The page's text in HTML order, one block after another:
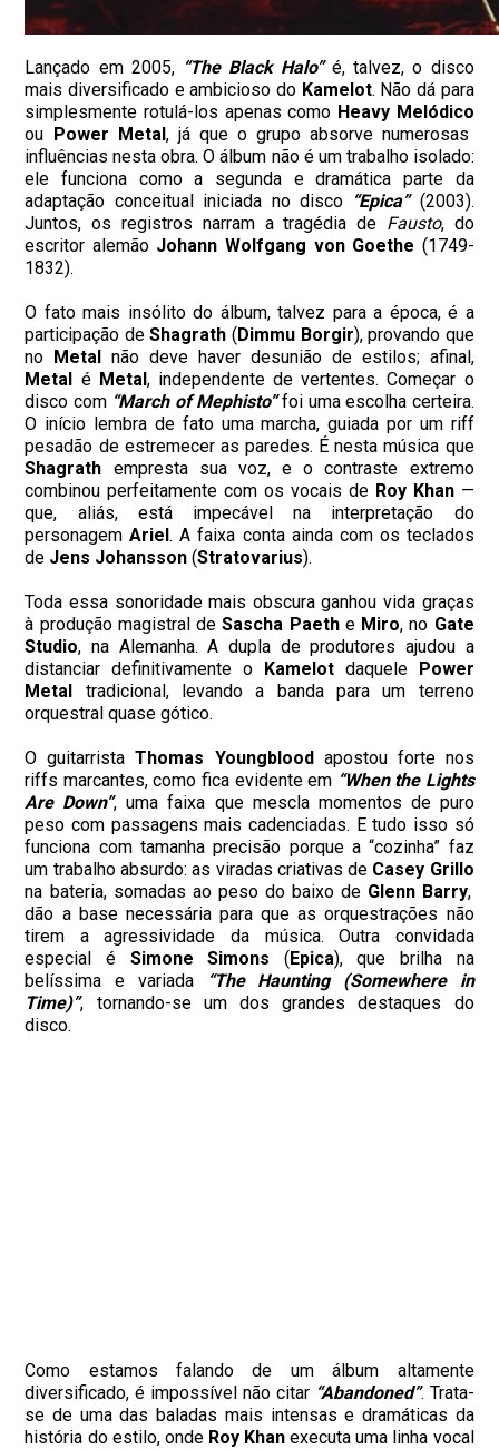
Lançado em 2005, “The Black Halo”é, talvez, o disco
mais diversificado e ambicioso do Kamelot. Não dá para
simplesmente rotulá-los apenas como Heavy Melódico
ou Power Metal, já que o grupo absorve numerosas
influências nesta obra. O álbum não é um trabalho isolado:
ele funciona como a segunda e dramática parte da
adaptação conceitual iniciada no disco “Epica”(2003).
Juntos, os registros narram a tragédia de Fausto, do
escritor alemão Johann Wolfgang von Goethe (1749-
1832).
O fato mais insólito do álbum, talvez para a época, é a
participação deShagrath (Dimmu Borgir), provando que
no Metal não deve haver desunião de estilos; afinal,
Metal é Metal, independente de vertentes. Começar o
disco com “March of Mephisto”foi uma escolha certeira.
O início lembra de fato uma marcha, guiada por um riff
pesadão de estremecer as paredes. É nesta música que
Shagrath empresta sua voz, e o contraste extremo
combinou perfeitamente com os vocais de Roy Khan—
que, aliás, está impecável na interpretação do
personagemAriel. A faixa conta ainda com os teclados
de Jens Johansson (Stratovarius).
Toda essa sonoridade mais obscura ganhou vida graças
à produção magistral deSascha Paethe Miro, no Gate
Studio, na Alemanha. A dupla de produtores ajudou a
distanciar definitivamente o Kamelotdaquele Power
Metal tradicional, levando a banda para um terreno
orquestral quase gótico.
O guitarristaThomas Youngbloodapostou forte nos
riffs marcantes, como fica evidente em “When the Lights
Are Down”, uma faixa que mescla momentos de puro
peso com passagens mais cadenciadas. E tudo isso só
funciona com tamanha precisão porque a “cozinha” faz
um trabalho absurdo: as viradas criativas de Casey Grillo
na bateria, somadas ao peso do baixo de Glenn Barry,
dão a base necessária para que as orquestrações não
tirem a agressividade da música. Outra convidada
especial é Simone Simons (Epica), que brilha na
belíssima e variada
“The Haunting (Somewhere in
Time)”, tornando-se um dos grandes destaques do
disco.
Como estamos falando de um álbum altamente
diversificado, é impossível não citar “Abandoned”. Trata-
se de uma das baladas mais intensas e dramáticas da
história do estilo, onde Roy Khan executa uma linha vocal